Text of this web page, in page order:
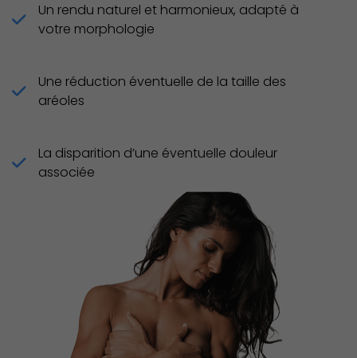
Un rendu naturel et harmonieux, adapté à
votre morphologie
Une réduction éventuelle de la taille des
aréoles
La disparition d’une éventuelle douleur
associée